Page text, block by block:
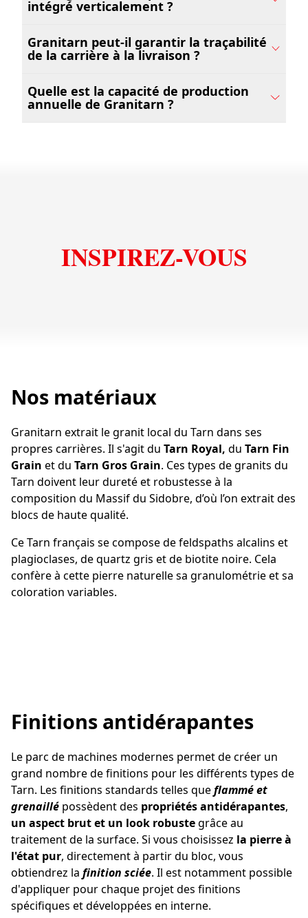
intégré verticalement ?
Granitarn peut-il garantir la traçabilité
de la carrière à la livraison ?
Quelle est la capacité de production
annuelle de Granitarn ?
INSPIREZ-VOUS
Nos matériaux
Granitarn extrait le granit local du Tarn dans ses
propres carrières. Il s'agit du Tarn Royal, du Tarn Fin
Grain et du Tarn Gros Grain. Ces types de granits du
Tarn doivent leur dureté et robustesse à la
composition du Massif du Sidobre, d’où l’on extrait des
blocs de haute qualité.
Ce Tarn français se compose de feldspaths alcalins et
plagioclases, de quartz gris et de biotite noire. Cela
confère à cette pierre naturelle sa granulométrie et sa
coloration variables.
Finitions antidérapantes
Le parc de machines modernes permet de créer un
grand nombre de finitions pour les différents types de
Tarn. Les finitions standards telles queflammé et
grenaillé possèdent des propriétés antidérapantes,
un aspect brut et un look robustegrâce au
traitement de la surface. Si vous choisissez la pierre à
l'état pur, directement à partir du bloc, vous
obtiendrez la finition sciée. Il est notamment possible
d'appliquer pour chaque projet des finitions
spécifiques et développées en interne.